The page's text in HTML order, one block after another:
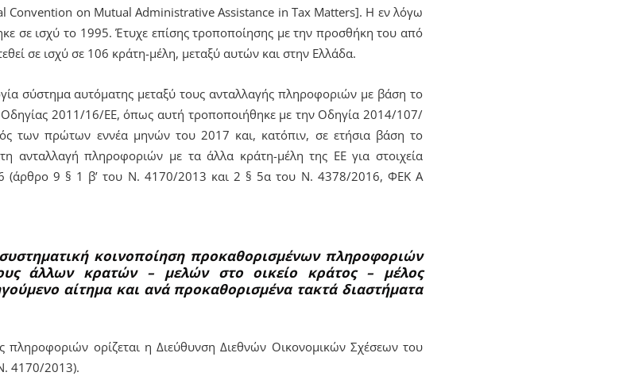
on Mutual Administrative Assistance in Tax Matters]. Η εν λόγω
σε ισχύ το 1995. Έτυχε επίσης τροποποίησης με την προσθήκη του από
σε ισχύ σε 106 κράτη-μέλη, μεταξύ αυτών και στην Ελλάδα.
σύστημα αυτόματης μεταξύ τους ανταλλαγής πληροφοριών με βάση το
2011/16/ΕΕ, όπως αυτή τροποποιήθηκε με την Οδηγία 2014/107/
των πρώτων εννέα μηνών του 2017 και, κατόπιν, σε ετήσια βάση το
ανταλλαγή πληροφοριών με τα άλλα κράτη-μέλη της ΕΕ για στοιχεία
(άρθρο 9 § 1 β’ του Ν. 4170/2013 και 2 § 5α του Ν. 4378/2016, ΦΕΚ Α
κοινοποίηση προκαθορισμένων πληροφοριών
άλλων κρατών – μελών στο οικείο κράτος – μέλος
αίτημα και ανά προκαθορισμένα τακτά διαστήματα
ορίζεται η Διεύθυνση Διεθνών Οικονομικών Σχέσεων του
4170/2013).